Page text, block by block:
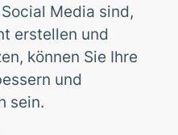
Media sind,
erstellen und
können Sie Ihre
und
sein.